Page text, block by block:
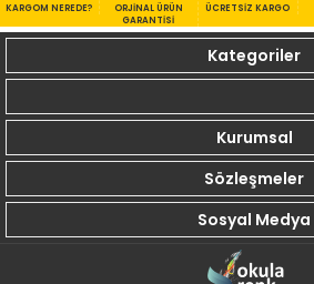
KARGOM NEREDE?
ORJİNAL ÜRÜN
GARANTİSİ
ÜCRETSİZ KARGO
Kategoriler
Kurumsal
Sözleşmeler
Sosyal Medya